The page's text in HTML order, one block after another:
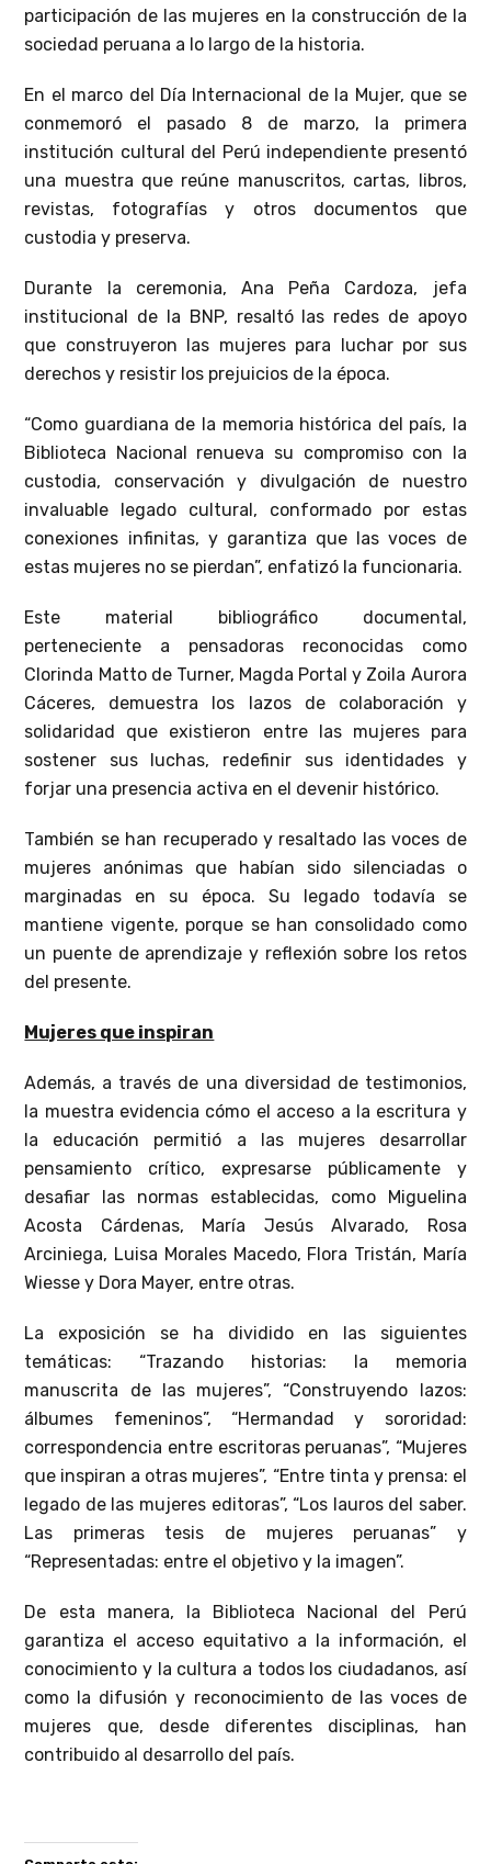
participación de las mujeres en la construcción de la
sociedad peruana a lo largo de la historia.
En el marco del Día Internacional de la Mujer, que se
conmemoró el pasado 8 de marzo, la primera
institución cultural del Perú independiente presentó
una muestra que reúne manuscritos, cartas, libros,
revistas, fotografías y otros documentos que
custodia y preserva.
Durante la ceremonia, Ana Peña Cardoza, jefa
institucional de la BNP, resaltó las redes de apoyo
que construyeron las mujeres para luchar por sus
derechos y resistir los prejuicios de la época.
“Como guardiana de la memoria histórica del país, la
Biblioteca Nacional renueva su compromiso con la
custodia, conservación y divulgación de nuestro
invaluable legado cultural, conformado por estas
conexiones infinitas, y garantiza que las voces de
estas mujeres no se pierdan”, enfatizó la funcionaria.
Este material bibliográfico documental,
perteneciente a pensadoras reconocidas como
Clorinda Matto de Turner, Magda Portal y Zoila Aurora
Cáceres, demuestra los lazos de colaboración y
solidaridad que existieron entre las mujeres para
sostener sus luchas, redefinir sus identidades y
forjar una presencia activa en el devenir histórico.
También se han recuperado y resaltado las voces de
mujeres anónimas que habían sido silenciadas o
marginadas en su época. Su legado todavía se
mantiene vigente, porque se han consolidado como
un puente de aprendizaje y reflexión sobre los retos
del presente.
Mujeres que inspiran
Además, a través de una diversidad de testimonios,
la muestra evidencia cómo el acceso a la escritura y
la educación permitió a las mujeres desarrollar
pensamiento crítico, expresarse públicamente y
desafiar las normas establecidas, como Miguelina
Acosta Cárdenas, María Jesús Alvarado, Rosa
Arciniega, Luisa Morales Macedo, Flora Tristán, María
Wiesse y Dora Mayer, entre otras.
La exposición se ha dividido en las siguientes
temáticas: “Trazando historias: la memoria
manuscrita de las mujeres”, “Construyendo lazos:
álbumes femeninos”, “Hermandad y sororidad:
correspondencia entre escritoras peruanas”, “Mujeres
que inspiran a otras mujeres”, “Entre tinta y prensa: el
legado de las mujeres editoras”, “Los lauros del saber.
Las primeras tesis de mujeres peruanas” y
“Representadas: entre el objetivo y la imagen”.
De esta manera, la Biblioteca Nacional del Perú
garantiza el acceso equitativo a la información, el
conocimiento y la cultura a todos los ciudadanos, así
como la difusión y reconocimiento de las voces de
mujeres que, desde diferentes disciplinas, han
contribuido al desarrollo del país.